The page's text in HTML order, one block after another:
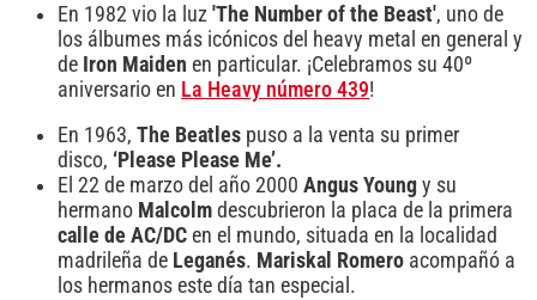
En 1982 vio la luz 'The Number of the Beast', uno de
los álbumes más icónicos del heavy metal en general y
de Iron Maiden en particular. ¡Celebramos su 40º
aniversario en La Heavy número 439!
En 1963, The Beatles puso a la venta su primer
disco, ‘Please Please Me’.
El 22 de marzo del año 2000 Angus Young y su
hermano Malcolm descubrieron la placa de la primera
calle de AC/DC en el mundo, situada en la localidad
madrileña de Leganés. Mariskal Romero acompañó a
los hermanos este día tan especial.